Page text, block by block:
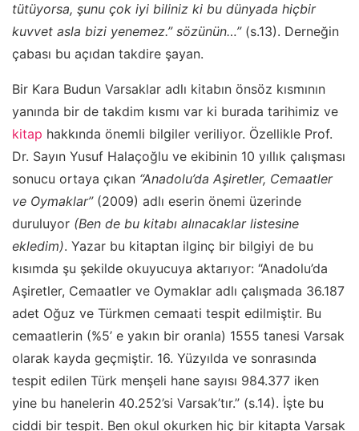
tütüyorsa, şunu çok iyi biliniz ki bu dünyada hiçbir
kuvvet asla bizi yenemez.” sözünün…”(s.13). Derneğin
çabası bu açıdan takdire şayan.
Bir Kara Budun Varsaklar adlı kitabın önsöz kısmının
yanında bir de takdim kısmı var ki burada tarihimiz ve
kitap hakkında önemli bilgiler veriliyor. Özellikle Prof.
Dr. Sayın Yusuf Halaçoğlu ve ekibinin 10 yıllık çalışması
sonucu ortaya çıkan “Anadolu’da Aşiretler, Cemaatler
ve Oymaklar”(2009) adlı eserin önemi üzerinde
duruluyor (Ben de bu kitabı alınacaklar listesine
ekledim). Yazar bu kitaptan ilginç bir bilgiyi de bu
kısımda şu şekilde okuyucuya aktarıyor: “Anadolu’da
Aşiretler, Cemaatler ve Oymaklar adlı çalışmada 36.187
adet Oğuz ve Türkmen cemaati tespit edilmiştir. Bu
cemaatlerin (%5’ e yakın bir oranla) 1555 tanesi Varsak
olarak kayda geçmiştir. 16. Yüzyılda ve sonrasında
tespit edilen Türk menşeli hane sayısı 984.377 iken
yine bu hanelerin 40.252’si Varsak’tır.” (s.14). İşte bu
ciddi bir tespit. Ben okul okurken hiç bir kitapta Varsak